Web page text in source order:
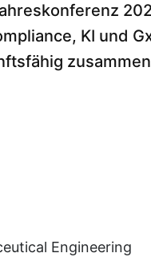
KI und
Engineering